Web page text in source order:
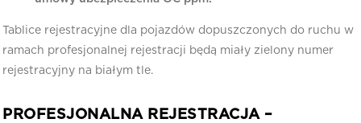
Tablice rejestracyjne dla pojazdów dopuszczonych do ruchu w
ramach profesjonalnej rejestracji będą miały zielony numer
rejestracyjny na białym tle.
PROFESJONALNA REJESTRACJA –